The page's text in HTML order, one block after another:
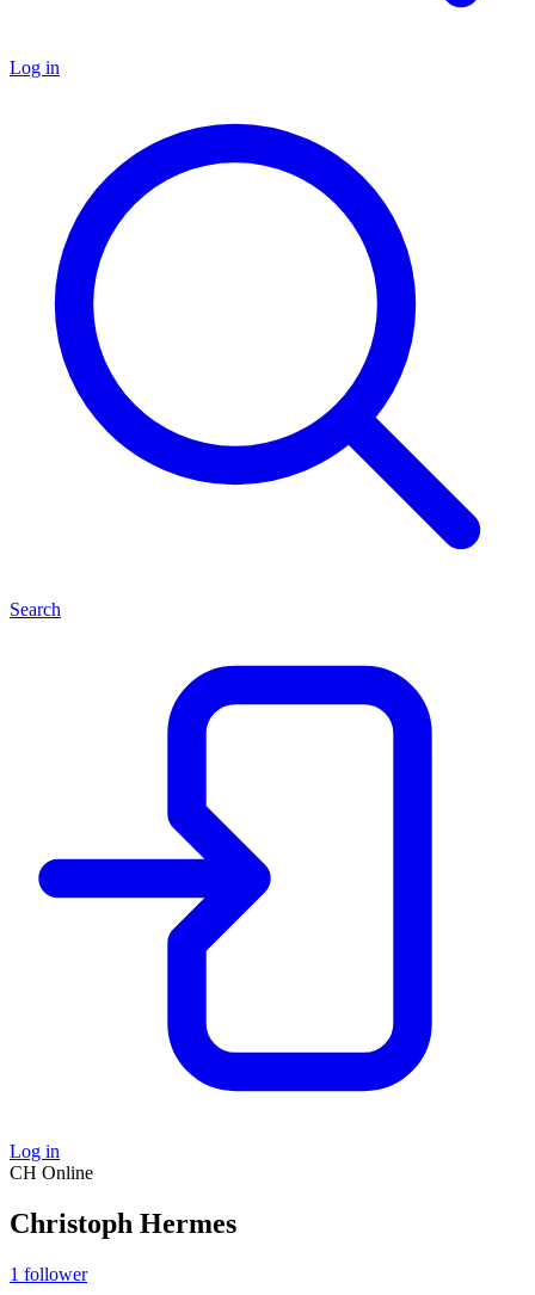
Log in
Search
Log in
CH Online
Christoph Hermes
1 follower